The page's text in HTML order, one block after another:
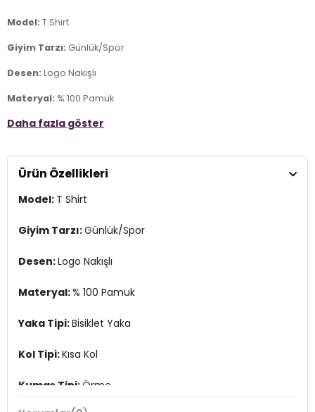
Model: T Shirt
Giyim Tarzı: Günlük/Spor
Desen: Logo Nakışlı
Materyal: % 100 Pamuk
Yaka Tipi:Bisiklet Yaka
Kumaş Tipi:Örme
Boy:Standart
Kalıp Bilgisi: Regular Fit
2DE9122612001.07
Daha fazla göster
Ürün Özellikleri
Model: T Shirt
Giyim Tarzı:Günlük/Spor
Desen:Logo Nakışlı
Materyal:% 100 Pamuk
Yaka Tipi:Bisiklet Yaka
Kol Tipi:Kısa Kol
Kumaş Tipi:Örme